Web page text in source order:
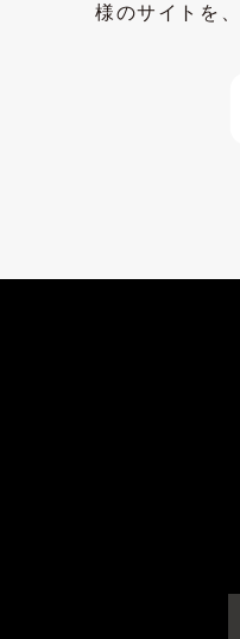
様のサイトを